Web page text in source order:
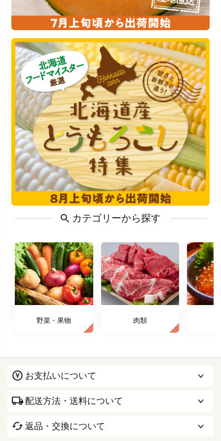
カテゴリーから探す
野菜・果物 肉類
お支払いについて
配送方法・送料について
返品・交換について